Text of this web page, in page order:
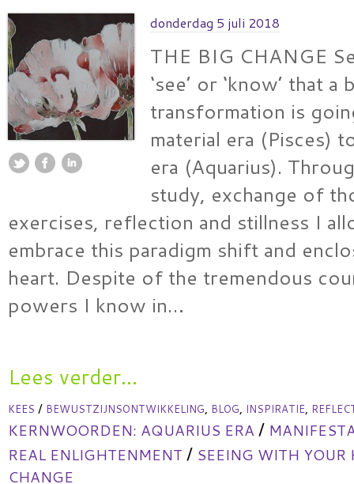
donderdag 5 juli 2018
THE BIG CHANGE
‘see’ or ‘know’ that a
transformation is
material era (Pisces)
era (Aquarius).
study, exchange of
exercises, reflection and stillness I
embrace this paradigm shift and
heart. Despite of the tremendous
powers I know in…
Lees verder...
KEES / BEWUSTZIJNSONTWIKKELING, BLOG, INSPIRATIE,
KERNWOORDEN: AQUARIUS ERA /
REAL ENLIGHTENMENT / SEEING WITH YOUR
CHANGE